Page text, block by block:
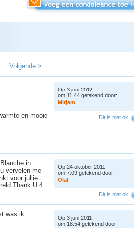
Volgende >
en mooie
Op 3 juni 2012
om 11:44 getekend door:
Mirjam
Dit is niet ok
in
vervelen me
voor jullie
U 4
Op 24 oktober 2011
om 7:09 getekend door:
Olaf
Dit is niet ok
was ik
Op 3 juni 2011
om 18:54 getekend door: